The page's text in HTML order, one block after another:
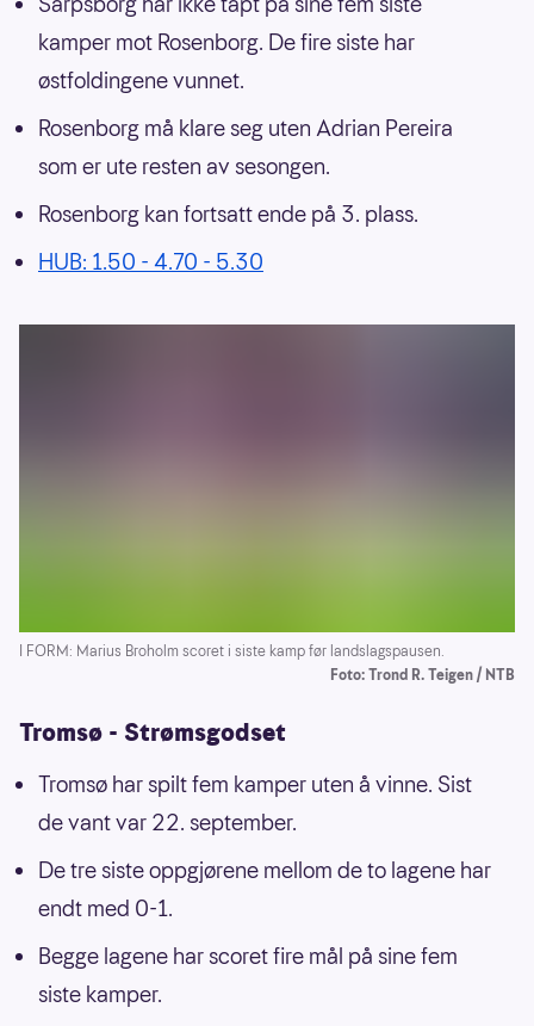
kamper mot Rosenborg. De fire siste har
østfoldingene vunnet.
Rosenborg må klare seg uten Adrian Pereira
som er ute resten av sesongen.
Rosenborg kan fortsatt ende på 3. plass.
HUB: 1.50 - 4.70 - 5.30
I FORM: Marius Broholm scoret i siste kamp før landslagspausen.
Foto: Trond R. Teigen / NTB
Tromsø - Strømsgodset
Tromsø har spilt fem kamper uten å vinne. Sist
de vant var 22. september.
De tre siste oppgjørene mellom de to lagene har
endt med 0-1.
Begge lagene har scoret fire mål på sine fem
siste kamper.